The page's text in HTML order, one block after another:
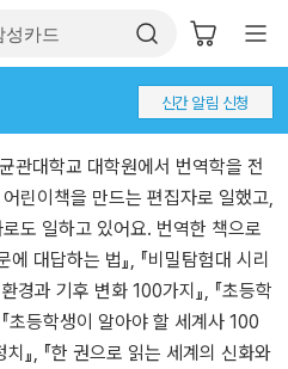
신간 알림 신청
관대학교 대학원에서 번역학을 전
린이책을 만드는 편집자로 일했고,
도 일하고 있어요. 번역한 책으로
대답하는 법』, 『비밀탐험대 시리
환경과 기후 변화 100가지』, 『초등학
초등학생이 알아야 할 세계사 100
』, 『한 권으로 읽는 세계의 신화와